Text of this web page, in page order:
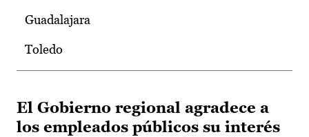
Guadalajara
Toledo
El Gobierno regional agradece a
los empleados públicos su interés